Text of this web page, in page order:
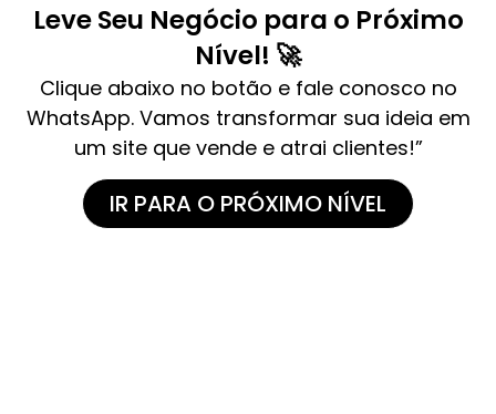
Leve Seu Negócio para o Próximo
Nível! 🚀
Clique abaixo no botão e fale conosco no
WhatsApp. Vamos transformar sua ideia em
um site que vende e atrai clientes!”
IR PARA O PRÓXIMO NÍVEL